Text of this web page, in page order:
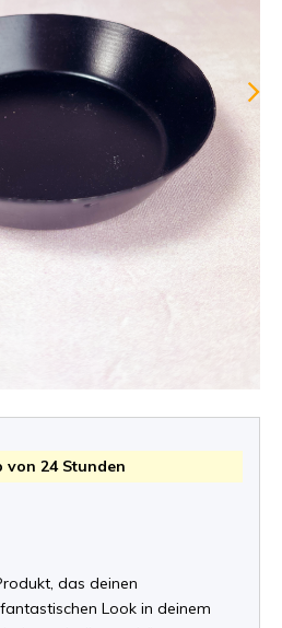
24 Stunden
das deinen
Look in deinem